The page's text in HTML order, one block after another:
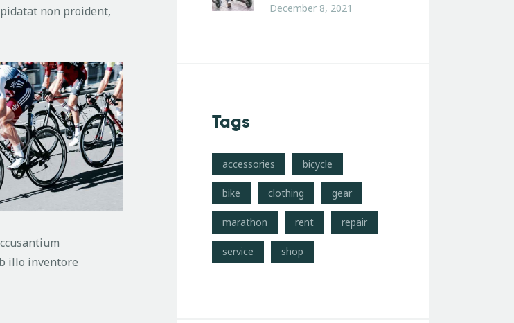
non proident,
illo inventore
December 8, 2021
Tags
accessories bicycle
bike clothing gear
marathon rent repair
service shop